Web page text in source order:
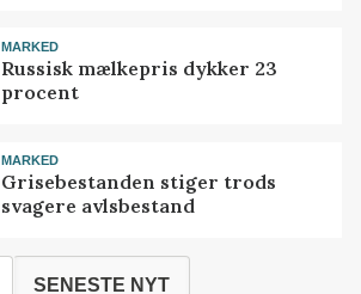
MARKED
Russisk mælkepris dykker 23
procent
MARKED
Grisebestanden stiger trods
svagere avlsbestand
SENESTE NYT